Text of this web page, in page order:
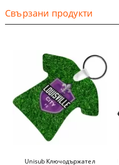
Свързани продукти
Unisub Ключодържател